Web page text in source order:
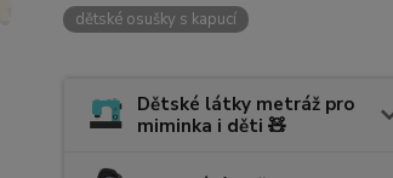
dětské osušky s kapucí
Dětské látky metráž pro
miminka i děti 🧸